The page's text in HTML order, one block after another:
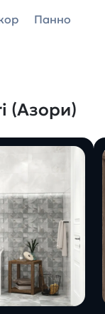
Панно
(Азори)